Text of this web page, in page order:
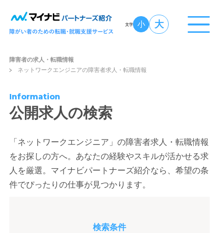
文字 小 大
障害者の求人・転職情報
ネットワークエンジニアの障害者求人・転職情報
Information
公開求人の検索
「ネットワークエンジニア」の障害者求人・転職情報
をお探しの方へ。あなたの経験やスキルが活かせる求
人を厳選。マイナビパートナーズ紹介なら、希望の条
件でぴったりの仕事が見つかります。
検索条件